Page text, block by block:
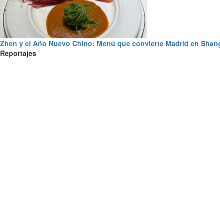
Zhen y el Año Nuevo Chino: Menú que convierte Madrid en
Reportajes